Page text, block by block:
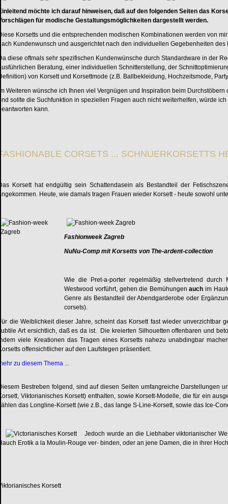
möchte ich darauf hinweisen, daß auf den folgenden Seiten das
für modische Gestaltungsmöglichkeiten dargestellt werden.
Korsetts und die entsprechenden modischen Kombinationen werden von
Kundenwunsch und ausgerichtet nach den individuellen Gegebenheiten des
diese oftmals sehr spezifischen Kundenwünsche durch Standardware in der
Beratung, einer individuellen Schnitterstellung, der
von Korsett und Korsettmode (z.B. Ballbekleidung, Hochzeitsmode,
Weiteren wünsche ich Ihnen viel Vergnügen und Inspiration beim
sollte die Suchfunktion in speziellen Fragen auch nicht weiterhelfen, würde
kann.
CORSETS ... SCHNUERKORSETTS
Korsett hat endgültig sein Schattendasein als Bestandteil der
Heute, wie damals tragen Frauen wieder Korsett - heute sowohl
Fashionweek Zagreb
NuNu-Comp mit Korsetts von The-ardent-collection
Wie die Pret-a-porter regelmäßig stellvertretend
Westwood vorführt, gehen die Bemühungenauch im
Genre als Bestandteil der Abendgarderobe oder
corsets).
die Weiblichkeit dieser Jahre, scheint das Korsett fast wieder
Art ersichtlich, daß es da ist. Die kreierten Silhouetten offenbaren und
viele Kreationen das Tragen eines Korsetts nahezu unabdingbar
offensichtlicher auf den Laufstegen präsentiert.
zu diesem Thema ...
Bestreben folgend, sind auf diesen Seiten umfangreiche Darstellungen
Viktorianisches Korsett) enthalten, sowie Korsett-Modelle, die für ein
das Longline-Korsett (wie z.B., das lange S-Line-Korsett, sowie das Ice-
Jedoch wurde an die Liebhaber viktorianischer
Erotik a la Moulin-Rouge ver- binden, oder an jene Damen, die in ihrer
Korsett